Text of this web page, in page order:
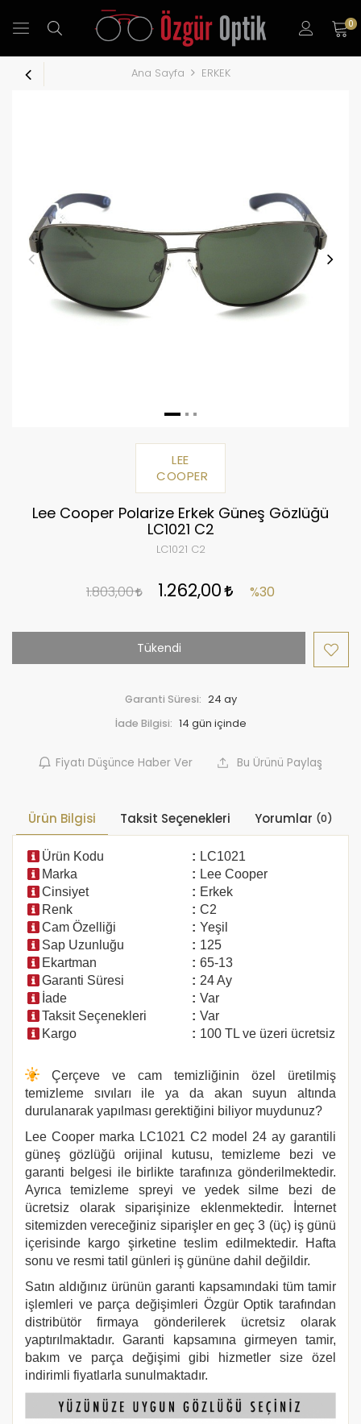
0
Ana Sayfa ERKEK
LEE
COOPER
Lee Cooper Polarize Erkek Güneş Gözlüğü
LC1021 C2
LC1021 C2
1.803,00 1.262,00 %30
Tükendi
Garanti Süresi: 24 ay
İade Bilgisi:
Fiyatı Düşünce Haber Ver Bu Ürünü Paylaş
Ürün Bilgisi Taksit Seçenekleri Yorumlar (0)
Ürün Kodu : LC1021
Marka
: Lee Cooper
Cinsiyet
: Erkek
Renk
: C2
Cam Özelliği
: Yeşil
Sap Uzunluğu
: 125
Ekartman
: 65-13
Garanti Süresi
: 24 Ay
İade
: Var
Taksit Seçenekleri
: Var
Kargo
: 100 TL ve üzeri ücretsiz
Çerçeve ve cam temizliğinin özel üretilmiş
temizleme sıvıları ile ya da akan suyun altında
durulanarak yapılması gerektiğini biliyor muydunuz?
Lee Cooper marka LC1021 C2 model 24 ay garantili
güneş gözlüğü orijinal kutusu, temizleme bezi ve
garanti belgesi ile birlikte tarafınıza gönderilmektedir.
Ayrıca temizleme spreyi ve yedek silme bezi de
ücretsiz olarak siparişinize eklenmektedir. İnternet
sitemizden vereceğiniz siparişler en geç 3 (üç) iş günü
içerisinde kargo şirketine teslim edilmektedir. Hafta
sonu ve resmi tatil günleri iş gününe dahil değildir.
Satın aldığınız ürünün garanti kapsamındaki tüm tamir
işlemleri ve parça değişimleri Özgür Optik tarafından
distribütör firmaya gönderilerek ücretsiz olarak
yaptırılmaktadır. Garanti kapsamına girmeyen tamir,
bakım ve parça değişimi gibi hizmetler size özel
indirimli fiyatlarla sunulmaktadır.